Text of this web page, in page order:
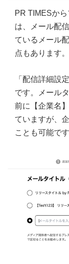
PR TIMESか
は、メール配
ているメール
点もあります。
「配信詳細設
です。メール
前に【企業名
ていますが、
ことも可能です